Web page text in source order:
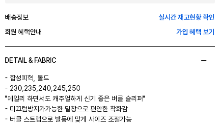
배송정보
실시간 재고현황 확인
회원 혜택안내
가입 혜택 보기
DETAIL & FABRIC
- 합성피혁, 몰드
- 230,235,240,245,250
"데일리 하면서도 캐주얼하게 신기 좋은 버클 슬리퍼"
- 미끄럼방지가가능한 밑창으로 편안한 착화감
- 버클 스트랩으로 발등에 맞게 사이즈 조절가능